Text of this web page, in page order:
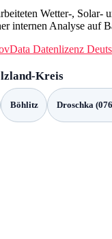
Wetter-, Solar-
internen Analyse auf
Datenlizenz
Kreis
Böhlitz Droschka